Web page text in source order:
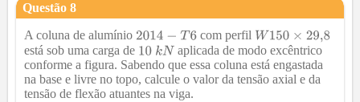
Questão 8
A coluna de alumínio
com perfil
está sob uma carga de
aplicada de modo excêntrico
conforme a figura. Sabendo que essa coluna está engastada
na base e livre no topo, calcule o valor da tensão axial e da
tensão de flexão atuantes na viga.